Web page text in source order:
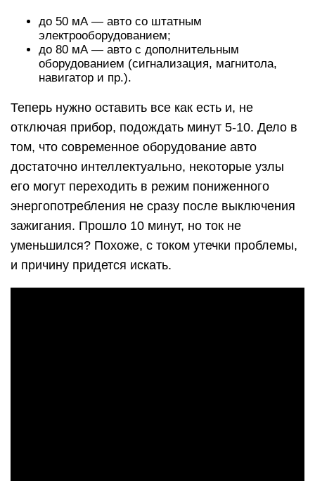
до 50 мА — авто со штатным
электрооборудованием;
до 80 мА — авто с дополнительным
оборудованием (сигнализация, магнитола,
навигатор и пр.).
Теперь нужно оставить все как есть и, не
отключая прибор, подождать минут 5-10. Дело в
том, что современное оборудование авто
достаточно интеллектуально, некоторые узлы
его могут переходить в режим пониженного
энергопотребления не сразу после выключения
зажигания. Прошло 10 минут, но ток не
уменьшился? Похоже, с током утечки проблемы,
и причину придется искать.